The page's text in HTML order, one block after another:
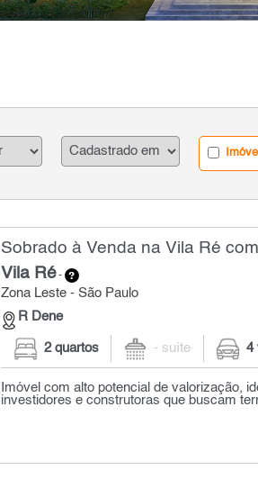
Sobrado à Venda na Vila Ré
Vila Ré-
Zona Leste - São Paulo
R Dene
2 quartos - suíte 4
Imóvel com alto potencial de valorização,
investidores e construtoras que buscam